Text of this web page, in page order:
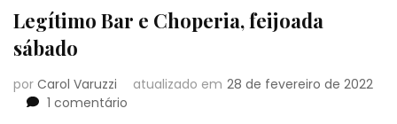
Legítimo Bar e Choperia, feijoada
sábado
por Carol Varuzzi atualizado em 28 de fevereiro de 2022
1 comentário